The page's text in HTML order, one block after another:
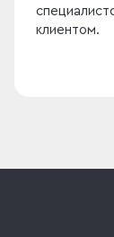
клиентом.